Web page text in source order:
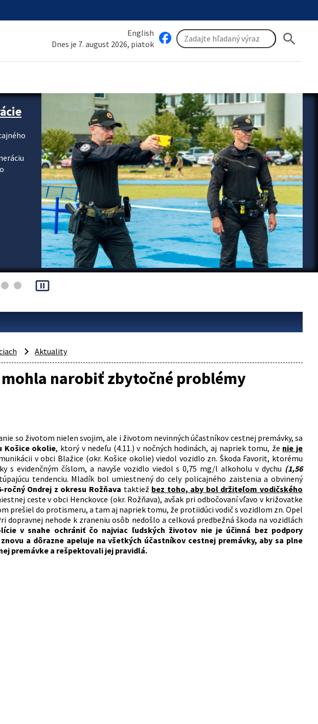
English
Dnes je 7. august 2026, piatok
search
pause_presentation
Aktuality
narobiť zbytočné problémy
so životom nielen svojim, ale i životom nevinných účastníkov cestnej premávky, sa
Košice okolie, ktorý v nedeľu (4.11.) v nočných hodinách, aj napriek tomu, že nie je
v obci Blažice (okr. Košice okolie) viedol vozidlo zn. Škoda Favorit, ktorému
s evidenčným číslom, a navyše vozidlo viedol s 0,75 mg/l alkoholu v dychu (1,56
tendenciu. Mladík bol umiestnený do cely policajného zaistenia a obvinený
ročný Ondrej z okresu Rožňava taktiež bez toho, aby bol držiteľom vodičského
ceste v obci Henckovce (okr. Rožňava), avšak pri odbočovaní vľavo v križovatke
prešiel do protismeru, a tam aj napriek tomu, že protiidúci vodič s vozidlom zn. Opel
nehode k zraneniu osôb nedošlo a celková predbežná škoda na vozidlách
v snahe ochrániť čo najviac ľudských životov nie je účinná bez podpory
a dôrazne apeluje na všetkých účastníkov cestnej premávky, aby sa plne
premávke a rešpektovali jej pravidlá.